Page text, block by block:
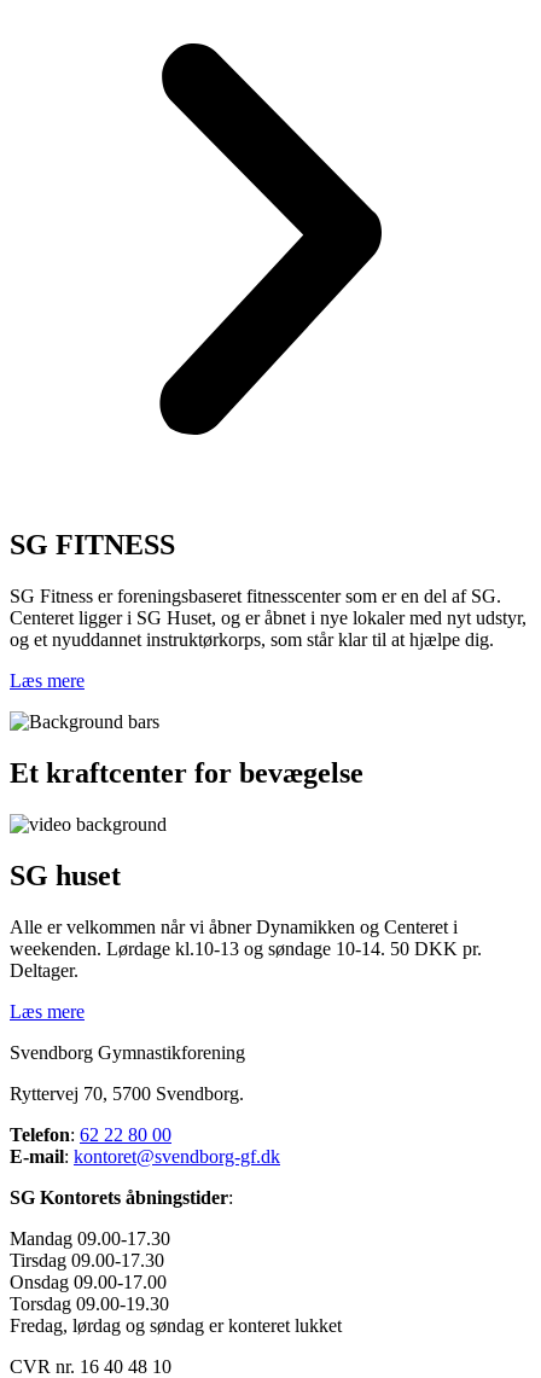
SG FITNESS
SG Fitness er foreningsbaseret fitnesscenter som er en del af SG.
Centeret ligger i SG Huset, og er åbnet i nye lokaler med nyt udstyr,
og et nyuddannet instruktørkorps, som står klar til at hjælpe dig.
Læs mere
Et kraftcenter for bevægelse
SG huset
Alle er velkommen når vi åbner Dynamikken og Centeret i
weekenden. Lørdage kl.10-13 og søndage 10-14. 50 DKK pr.
Deltager.
Læs mere
Svendborg Gymnastikforening
Ryttervej 70, 5700 Svendborg.
Telefon: 62 22 80 00
E-mail: kontoret@svendborg-gf.dk
SG Kontorets åbningstider:
Mandag 09.00-17.30
Tirsdag 09.00-17.30
Onsdag 09.00-17.00
Torsdag 09.00-19.30
Fredag, lørdag og søndag er konteret lukket
CVR nr. 16 40 48 10